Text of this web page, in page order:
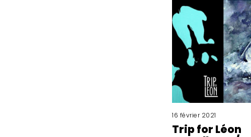
16 février 2021
Trip for Léon